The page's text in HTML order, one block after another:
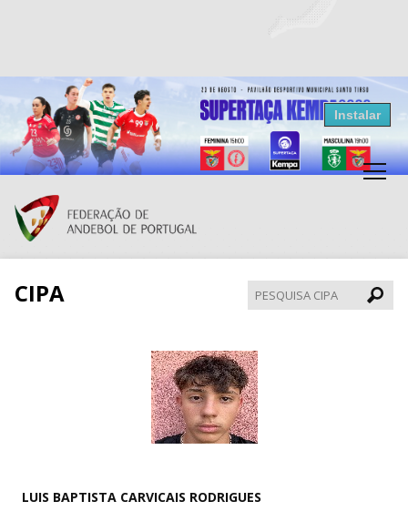
Resultados Andebol
Federação de Andebol de Portugal
Grátis - Disponivel na Play Store
Instalar
CIPA
CIPA
LUIS BAPTISTA CARVICAIS RODRIGUES